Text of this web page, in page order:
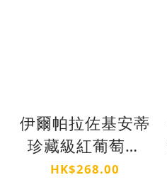
伊爾帕拉佐基安蒂
珍藏級紅葡萄酒
意大利 DOCG 法
HK$268.00